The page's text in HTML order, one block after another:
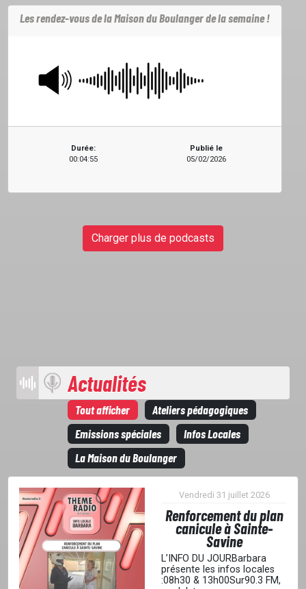
Les rendez-vous de la Maison du Boulanger de la semaine !
Durée:
00:04:55
Publié le
05/02/2026
Charger plus de podcasts
Actualités
Tout afficher
Ateliers pédagogiques
Emissions spéciales
Infos Locales
La Maison du Boulanger
Vendredi 31 juillet 2026
Renforcement du plan
canicule à Sainte-
Savine
L’INFO DU JOURBarbara
présente les infos locales
:08h30 & 13h00Sur90.3 FM,